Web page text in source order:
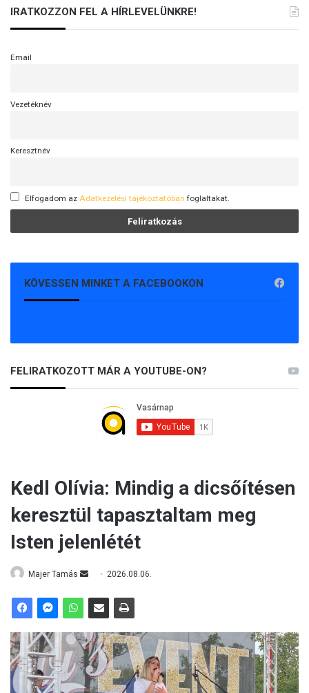
IRATKOZZON FEL A HÍRLEVELÜNKRE!
Email
Vezetéknév
Keresztnév
Elfogadom az Adatkezelési tájékoztatóban foglaltakat.
KÖVESSEN MINKET A FACEBOOKON
FELIRATKOZOTT MÁR A YOUTUBE-ON?